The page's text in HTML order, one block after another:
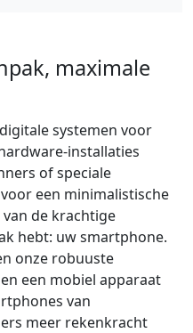
maximale
systemen voor
installaties
of speciale
een minimalistische
de krachtige
hebt: uw smartphone.
onze robuuste
een mobiel apparaat
van
meer rekenkracht